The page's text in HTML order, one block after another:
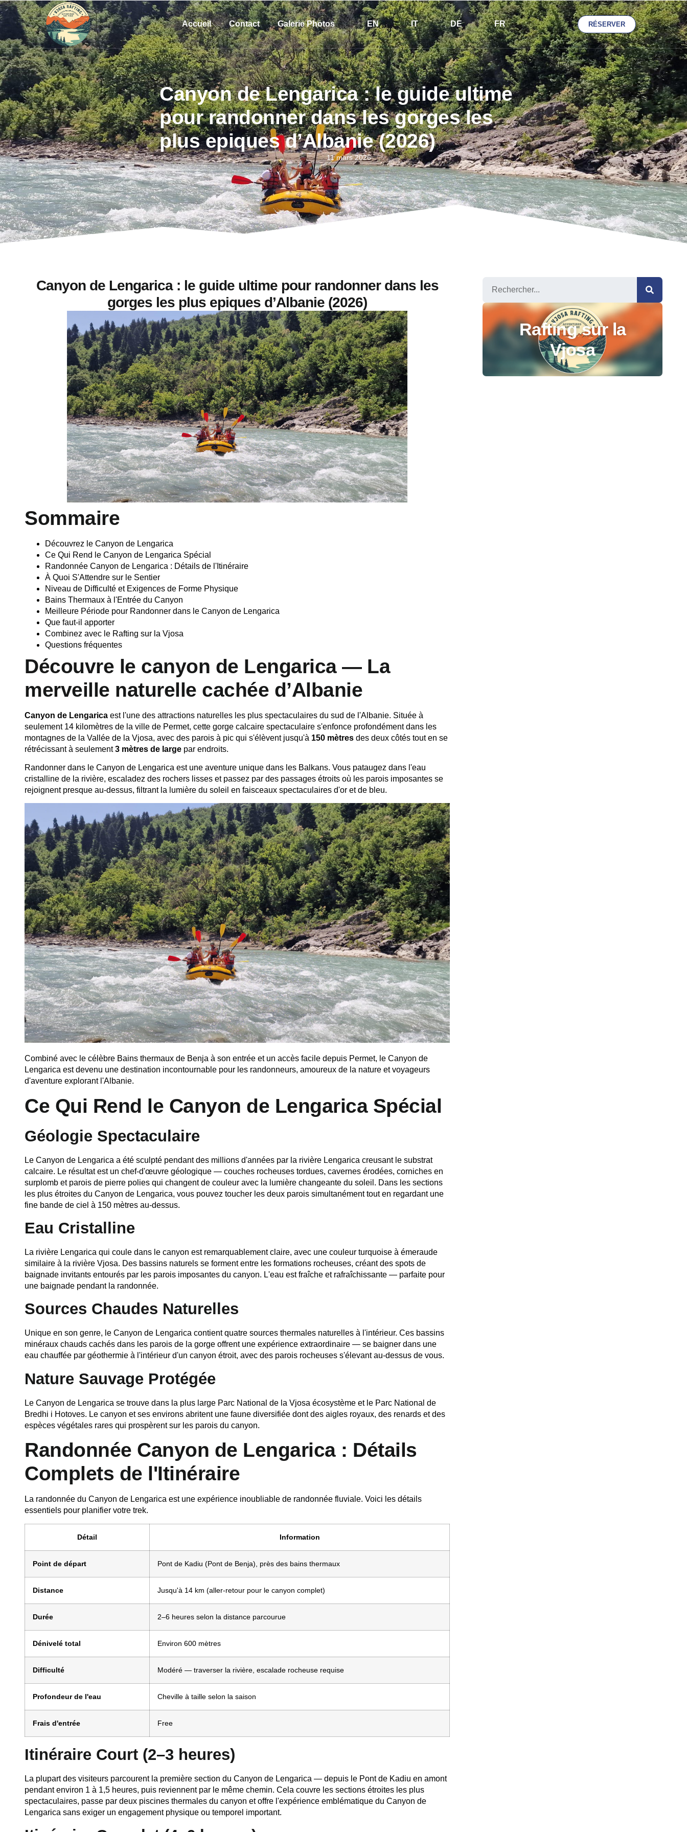
Accueil Contact Galerie Photos EN IT DE FR RÉSERVER
Canyon de Lengarica : le guide ultime
pour randonner dans les gorges les
plus epiques d’Albanie (2026)
11 mars 2026
Canyon de Lengarica : le guide ultime pour randonner dans les
gorges les plus epiques d’Albanie (2026)
Sommaire
Découvrez le Canyon de Lengarica
Ce Qui Rend le Canyon de Lengarica Spécial
Randonnée Canyon de Lengarica : Détails de l'Itinéraire
À Quoi S'Attendre sur le Sentier
Niveau de Difficulté et Exigences de Forme Physique
Bains Thermaux à l'Entrée du Canyon
Meilleure Période pour Randonner dans le Canyon de Lengarica
Que faut-il apporter
Combinez avec le Rafting sur la Vjosa
Questions fréquentes
Découvre le canyon de Lengarica — La
merveille naturelle cachée d’Albanie
Canyon de Lengarica est l'une des attractions naturelles les plus spectaculaires du sud de l'Albanie. Située à
seulement 14 kilomètres de la ville de Permet, cette gorge calcaire spectaculaire s'enfonce profondément dans les
montagnes de la Vallée de la Vjosa, avec des parois à pic qui s'élèvent jusqu'à 150 mètres des deux côtés tout en se
rétrécissant à seulement3 mètres de large par endroits.
Randonner dans le Canyon de Lengarica est une aventure unique dans les Balkans. Vous pataugez dans l'eau
cristalline de la rivière, escaladez des rochers lisses et passez par des passages étroits où les parois imposantes se
rejoignent presque au-dessus, filtrant la lumière du soleil en faisceaux spectaculaires d'or et de bleu.
Combiné avec le célèbre Bains thermaux de Benja à son entrée et un accès facile depuis Permet, le Canyon de
Lengarica est devenu une destination incontournable pour les randonneurs, amoureux de la nature et voyageurs
d'aventure explorant l'Albanie.
Ce Qui Rend le Canyon de Lengarica Spécial
Géologie Spectaculaire
Le Canyon de Lengarica a été sculpté pendant des millions d'années par la rivière Lengarica creusant le substrat
calcaire. Le résultat est un chef-d'œuvre géologique — couches rocheuses tordues, cavernes érodées, corniches en
surplomb et parois de pierre polies qui changent de couleur avec la lumière changeante du soleil. Dans les sections
les plus étroites du Canyon de Lengarica, vous pouvez toucher les deux parois simultanément tout en regardant une
fine bande de ciel à 150 mètres au-dessus.
Eau Cristalline
La rivière Lengarica qui coule dans le canyon est remarquablement claire, avec une couleur turquoise à émeraude
similaire à la rivière Vjosa. Des bassins naturels se forment entre les formations rocheuses, créant des spots de
baignade invitants entourés par les parois imposantes du canyon. L'eau est fraîche et rafraîchissante — parfaite pour
une baignade pendant la randonnée.
Sources Chaudes Naturelles
Unique en son genre, le Canyon de Lengarica contient quatre sources thermales naturelles à l'intérieur. Ces bassins
minéraux chauds cachés dans les parois de la gorge offrent une expérience extraordinaire — se baigner dans une
eau chauffée par géothermie à l'intérieur d'un canyon étroit, avec des parois rocheuses s'élevant au-dessus de vous.
Nature Sauvage Protégée
Le Canyon de Lengarica se trouve dans la plus large Parc National de la Vjosa écosystème et le Parc National de
Bredhi i Hotoves. Le canyon et ses environs abritent une faune diversifiée dont des aigles royaux, des renards et des
espèces végétales rares qui prospèrent sur les parois du canyon.
Randonnée Canyon de Lengarica : Détails
Complets de l'Itinéraire
La randonnée du Canyon de Lengarica est une expérience inoubliable de randonnée fluviale. Voici les détails
essentiels pour planifier votre trek.
Détail Information
Point de départ Pont de Kadiu (Pont de Benja), près des bains thermaux
Distance Jusqu'à 14 km (aller-retour pour le canyon complet)
Durée 2–6 heures selon la distance parcourue
Dénivelé total Environ 600 mètres
Difficulté Modéré — traverser la rivière, escalade rocheuse requise
Profondeur de l'eau Cheville à taille selon la saison
Frais d'entrée Free
Itinéraire Court (2–3 heures)
La plupart des visiteurs parcourent la première section du Canyon de Lengarica — depuis le Pont de Kadiu en amont
pendant environ 1 à 1,5 heures, puis reviennent par le même chemin. Cela couvre les sections étroites les plus
spectaculaires, passe par deux piscines thermales du canyon et offre l'expérience emblématique du Canyon de
Lengarica sans exiger un engagement physique ou temporel important.
Rafting sur la
Vjosa